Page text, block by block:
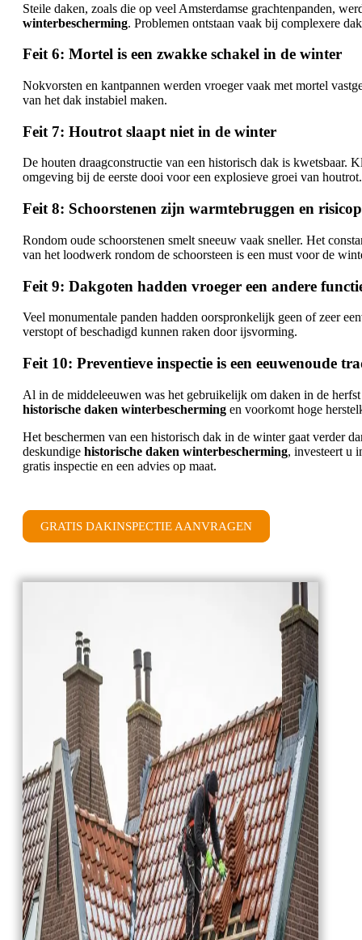
Steile daken, zoals die op veel Amsterdamse grachtenpanden,
winterbescherming. Problemen ontstaan vaak bij complexere
Feit 6: Mortel is een zwakke schakel in de winter
Nokvorsten en kantpannen werden vroeger vaak met mortel
van het dak instabiel maken.
Feit 7: Houtrot slaapt niet in de winter
De houten draagconstructie van een historisch dak is
omgeving bij de eerste dooi voor een explosieve groei van
Feit 8: Schoorstenen zijn warmtebruggen en
Rondom oude schoorstenen smelt sneeuw vaak sneller. Het
van het loodwerk rondom de schoorsteen is een must voor de
Feit 9: Dakgoten hadden vroeger een andere
Veel monumentale panden hadden oorspronkelijk geen of zeer
verstopt of beschadigd kunnen raken door ijsvorming.
Feit 10: Preventieve inspectie is een eeuwenoude
Al in de middeleeuwen was het gebruikelijk om daken in de
historische daken winterbescherming en voorkomt hoge
Het beschermen van een historisch dak in de winter gaat verder
deskundige historische daken winterbescherming, investeert u
gratis inspectie en een advies op maat.
GRATIS DAKINSPECTIE AANVRAGEN